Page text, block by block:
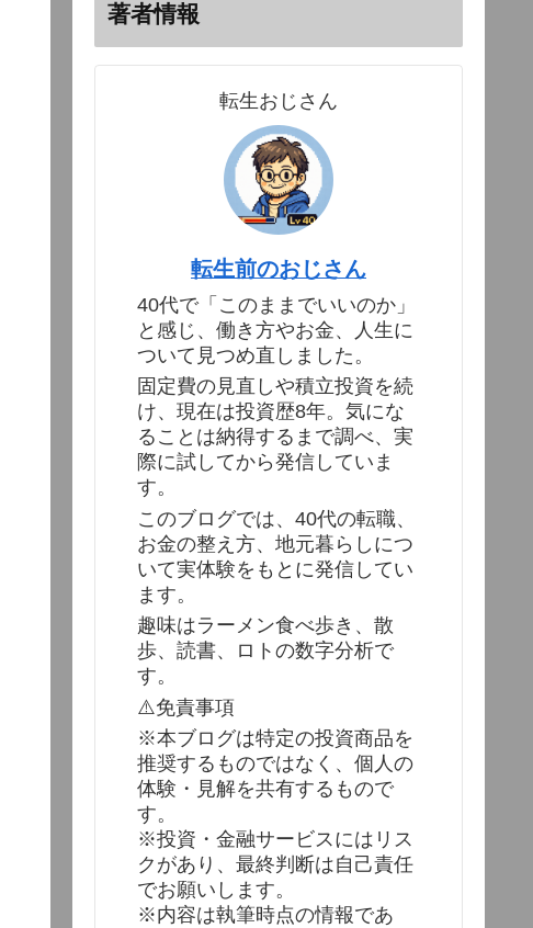
著者情報
転生おじさん
転生前のおじさん
40代で「このままでいいのか」
と感じ、働き方やお金、人生に
ついて見つめ直しました。
固定費の見直しや積立投資を続
け、現在は投資歴8年。気にな
ることは納得するまで調べ、実
際に試してから発信していま
す。
このブログでは、40代の転職、
お金の整え方、地元暮らしにつ
いて実体験をもとに発信してい
ます。
趣味はラーメン食べ歩き、散
歩、読書、ロトの数字分析で
す。
⚠️免責事項
※本ブログは特定の投資商品を
推奨するものではなく、個人の
体験・見解を共有するもので
す。
※投資・金融サービスにはリス
クがあり、最終判断は自己責任
でお願いします。
※内容は執筆時点の情報であ